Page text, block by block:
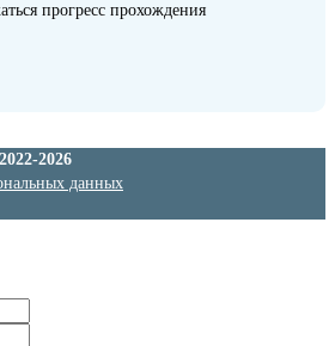
прогресс прохождения
2026
данных